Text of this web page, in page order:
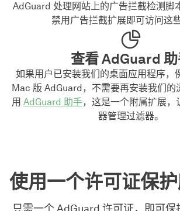
AdGuard 处理网站上的广告拦截检测脚
禁用广告拦截扩展即可访问这
查看 AdGuard
如果用户已安装我们的桌面应用程序，
Mac 版 AdGuard，不需要再安装我们的
用 AdGuard 助手，这是一个附属扩展，
器管理过滤器。
使用一个许可证保